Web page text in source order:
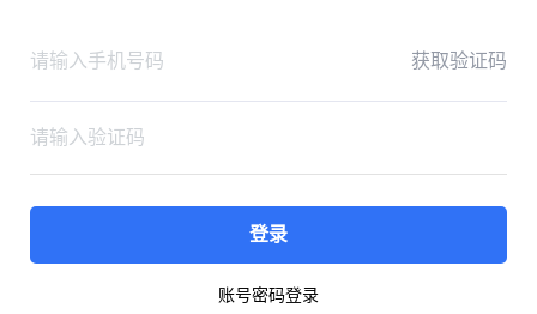
获取验证码
登录
账号密码登录